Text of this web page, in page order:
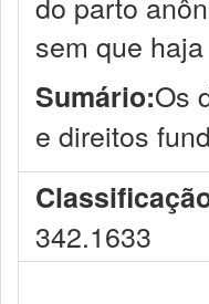
sem que
Sumário:Os
e direitos
342.1633